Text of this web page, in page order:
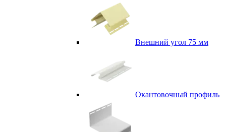
Внешний угол 75 мм
Окантовочный профиль